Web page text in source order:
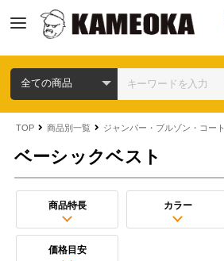
TOP 商品別一覧 ジャンパー・ブルゾン・コート
ベーシックベスト
商品特長 カラー
価格目安